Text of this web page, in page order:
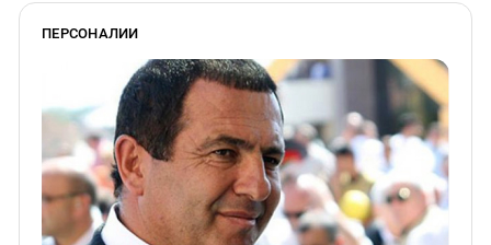
ПЕРСОНАЛИИ